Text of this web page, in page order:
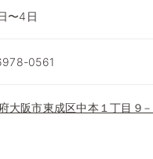
〜4日
0561
大阪市東成区中本１丁目９−